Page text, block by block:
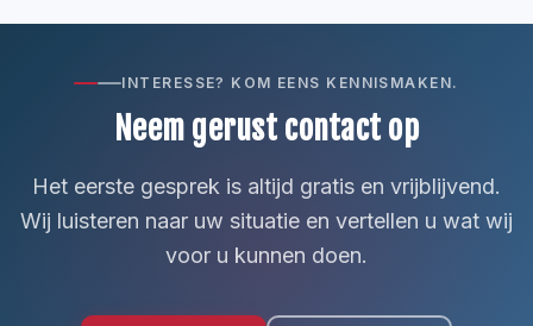
INTERESSE? KOM EENS KENNISMAKEN.
Neem gerust contact op
Het eerste gesprek is altijd gratis en vrijblijvend.
Wij luisteren naar uw situatie en vertellen u wat wij
voor u kunnen doen.